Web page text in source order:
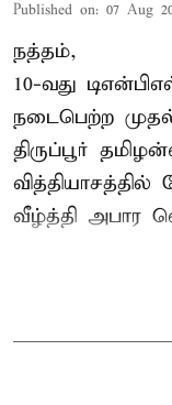
Published on: 07 Aug
நத்தம்,
10-வது
நடைபெற்ற
திருப்பூர்
வீழ்த்தி அபார